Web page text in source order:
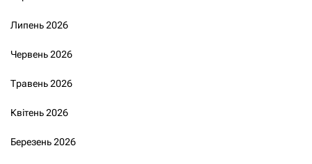
Липень 2026
Червень 2026
Травень 2026
Квітень 2026
Березень 2026